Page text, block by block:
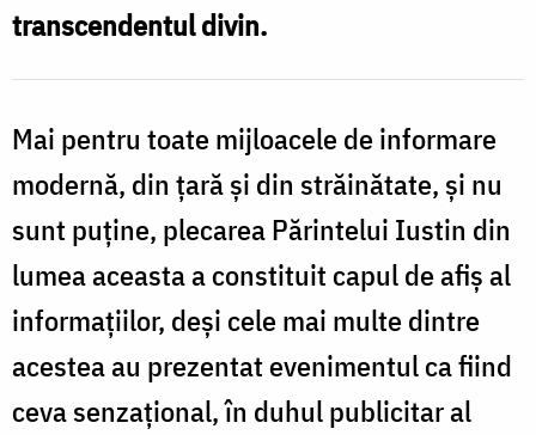
transcendentul divin.
Mai pentru toate mijloacele de informare
modernă, din ţară şi din străinătate, şi nu
sunt puţine, plecarea Părintelui Iustin din
lumea aceasta a constituit capul de afiş al
informaţiilor, deşi cele mai multe dintre
acestea au prezentat evenimentul ca fiind
ceva senzațional, în duhul publicitar al